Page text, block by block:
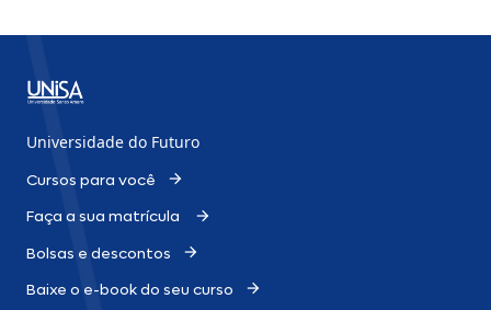
Universidade do Futuro
Cursos para você
Faça a sua matrícula
Bolsas e descontos
Baixe o e-book do seu curso